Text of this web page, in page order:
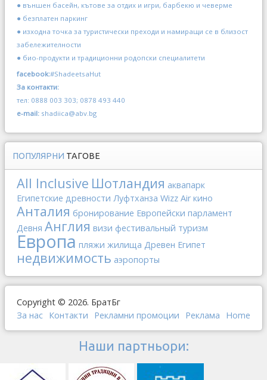
● външен басейн, кътове за отдих и игри, барбекю и чеверме
● безплатен паркинг
● изходна точка за туристически преходи и намиращи се в близост
забележителности
● био-продукти и традиционни родопски специалитети
facebook:#ShadeetsaHut
За контакти:
тел: 0888 003 303; 0878 493 440
e-mail: shadiica@abv.bg
ПОПУЛЯРНИ ТАГОВЕ
All Inclusive Шотландия аквапарк
Египетские древности Луфтханза Wizz Air кино
Анталия бронирование Европейски парламент
Девня Англия визи фестивальный туризм
Европа пляжи жилища Древен Египет
недвижимость аэропорты
Copyright © 2026. БратБг
За нас Контакти Рекламни промоции Реклама Home
Наши партньори: